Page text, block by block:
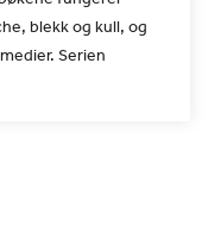
blekk og kull, og
Serien